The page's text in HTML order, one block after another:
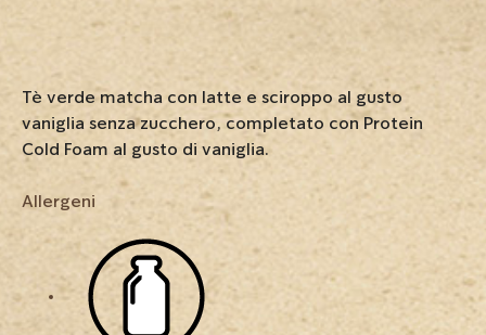
Tè verde matcha con latte e sciroppo al gusto
vaniglia senza zucchero, completato con Protein
Cold Foam al gusto di vaniglia.
Allergeni